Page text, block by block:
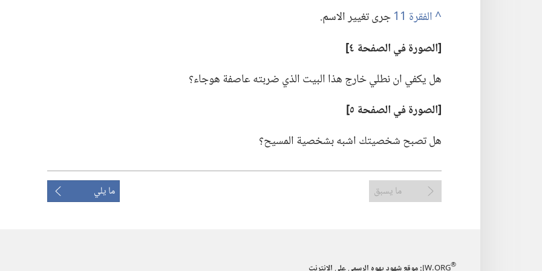
^
جرى تغيير الاسم.‏
‏[الصورةفيالصفحة ٤]‏
هل يكفي ان نطلي خارج هذا البيت الذي ضربته عاصفة هوجاء؟‏
‏[الصورةفيالصفحة ٥]‏
هل تصبح شخصيتك اشبه بشخصية المسيح؟‏
ما يسبق ما يلي
®